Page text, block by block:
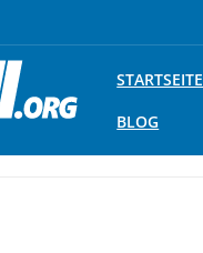
STARTSEITE
BLOG